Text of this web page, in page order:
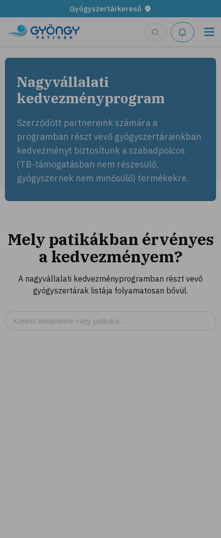
Gyógyszertárkereső
Nagyvállalati
kedvezmény­program
Szerződött partnereink számára a
programban részt vevő gyógyszertárainkban
kedvezményt biztosítunk a szabadpolcos
(TB-támogatásban nem részesülő,
gyógyszernek nem minősülő) termékekre.
Mely patikákban érvényes
a kedvezményem?
A nagyvállalati kedvezményprogramban részt vevő
gyógyszertárak listája folyamatosan bővül.
Patikák a közelben